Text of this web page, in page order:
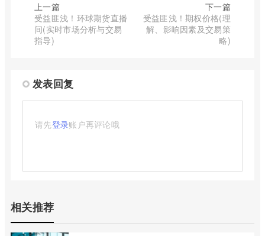
上一篇
受益匪浅！环球期货直播
间(实时市场分析与交易
指导)
下一篇
受益匪浅！期权价格(理
解、影响因素及交易策
略)
发表回复
请先登录账户再评论哦
相关推荐